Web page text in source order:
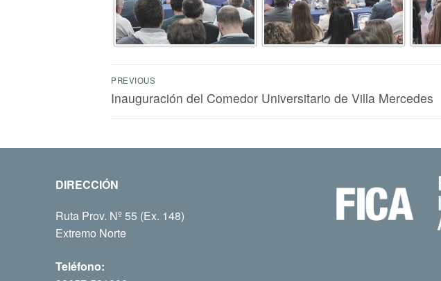
PREVIOUS
Inauguración del Comedor Universitario de Villa Mercedes
DIRECCIÓN
Ruta Prov. Nº 55 (Ex. 148)
Extremo Norte
Teléfono: